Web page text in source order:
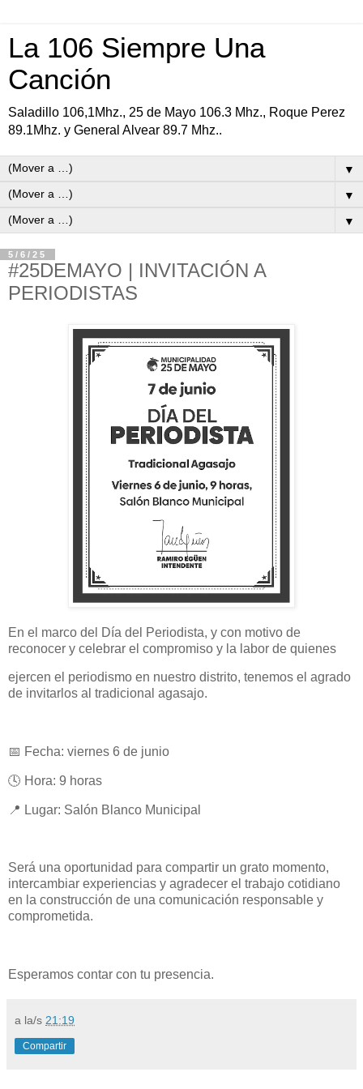
La 106 Siempre Una
Canción
Saladillo 106,1Mhz., 25 de Mayo 106.3 Mhz., Roque Perez
89.1Mhz. y General Alvear 89.7 Mhz..
▼
▼
▼
5/6/25
#25DEMAYO | INVITACIÓN A
PERIODISTAS
En el marco del Día del Periodista, y con motivo de
reconocer y celebrar el compromiso y la labor de quienes
ejercen el periodismo en nuestro distrito, tenemos el agrado
de invitarlos al tradicional agasajo.
📅 Fecha: viernes 6 de junio
🕓 Hora: 9 horas
📍 Lugar: Salón Blanco Municipal
Será una oportunidad para compartir un grato momento,
intercambiar experiencias y agradecer el trabajo cotidiano
en la construcción de una comunicación responsable y
comprometida.
Esperamos contar con tu presencia.
a la/s 21:19
Compartir